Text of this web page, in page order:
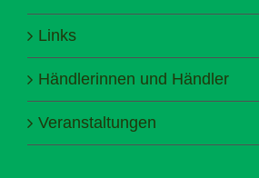
Links
Händlerinnen und Händler
Veranstaltungen